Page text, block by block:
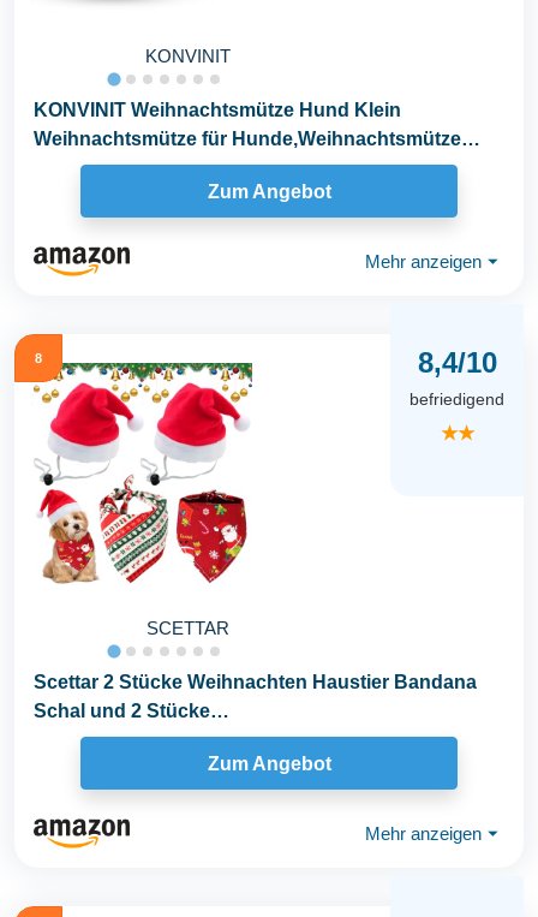
KONVINIT
KONVINIT Weihnachtsmütze Hund Klein
Weihnachtsmütze für Hunde,Weihnachtsmütze
Katze...
Zum Angebot
Mehr anzeigen ⏷
8
SCETTAR
8,4/10
befriedigend
★★
Scettar 2 Stücke Weihnachten Haustier Bandana
Schal und 2 Stücke
Weihnachtsmütze,Weihnachten...
Zum Angebot
Mehr anzeigen ⏷